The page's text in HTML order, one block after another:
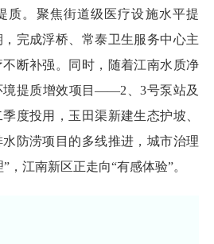
。聚焦街道级医疗设施水平提
完成浮桥、常泰卫生服务中心主
断补强。同时，随着江南水质净
境提质增效项目——2、3号泵站及
度投用，玉田渠新建生态护坡、
防涝项目的多线推进，城市治理
，江南新区正走向“有感体验”。